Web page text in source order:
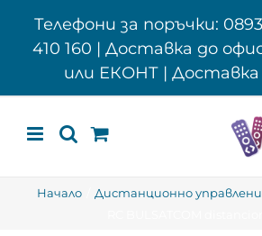
Телефони за поръчки:
410 160 | Доставка до
или ЕКОНТ | Доставка
Начало
Дистанционно